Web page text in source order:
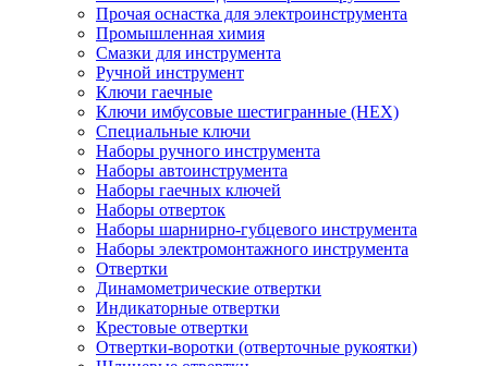
Прочая оснастка для электроинструмента
Промышленная химия
Смазки для инструмента
Ручной инструмент
Ключи гаечные
Ключи имбусовые шестигранные (HEX)
Специальные ключи
Наборы ручного инструмента
Наборы автоинструмента
Наборы гаечных ключей
Наборы отверток
Наборы шарнирно-губцевого инструмента
Наборы электромонтажного инструмента
Отвертки
Динамометрические отвертки
Индикаторные отвертки
Крестовые отвертки
Отвертки-воротки (отверточные рукоятки)